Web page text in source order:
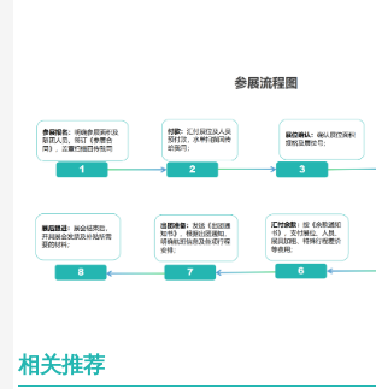
相关推荐